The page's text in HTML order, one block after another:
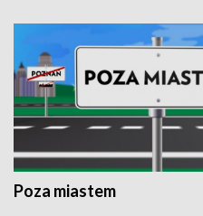
Poza miastem